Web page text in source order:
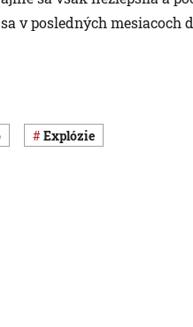
v posledných mesiacoch
explózie